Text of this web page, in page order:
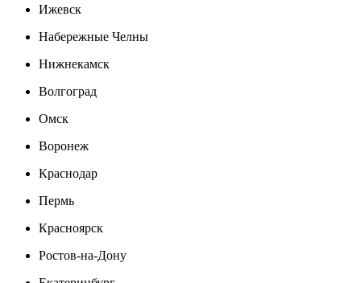
Ижевск
Набережные Челны
Нижнекамск
Волгоград
Омск
Воронеж
Краснодар
Пермь
Красноярск
Ростов-на-Дону